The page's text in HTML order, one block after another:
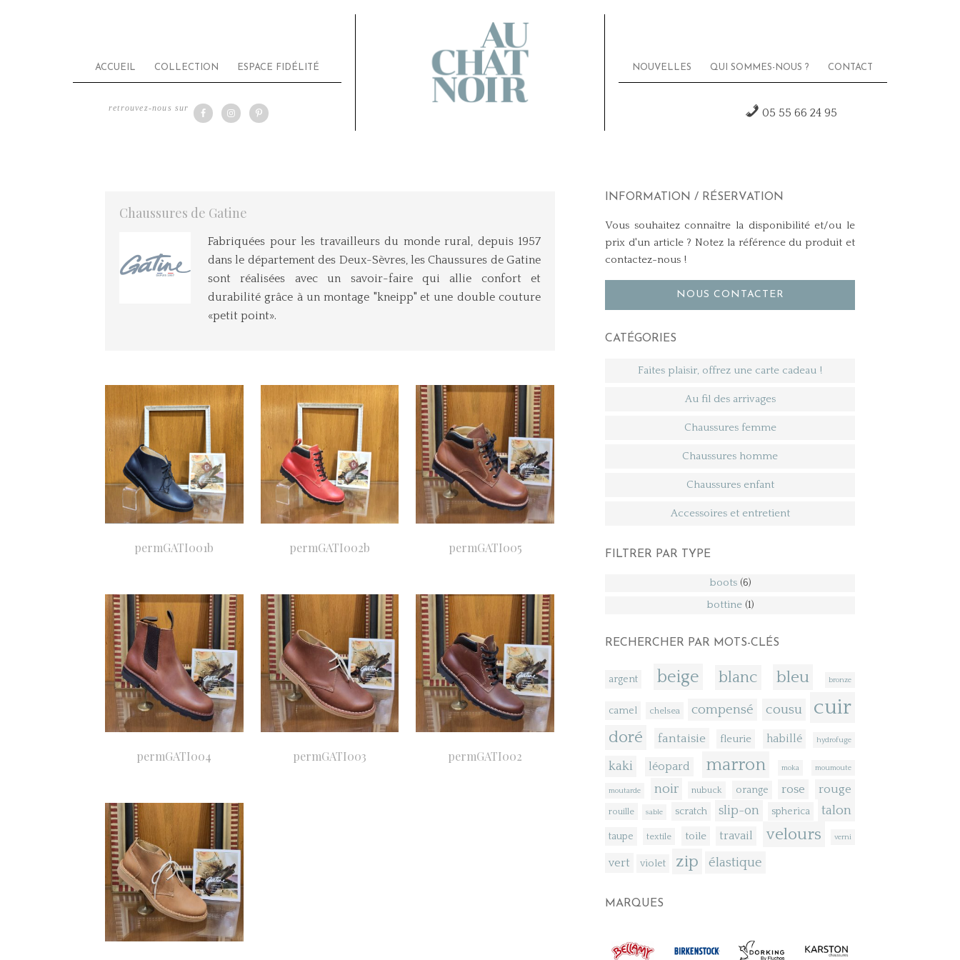
ACCUEIL COLLECTION ESPACE FIDÉLITÉ NOUVELLES QUI SOMMES-NOUS ? CONTACT
retrouvez-nous sur 05 55 66 24 95
Chaussures de Gatine
Fabriquées pour les travailleurs du monde rural, depuis 1957
dans le département des Deux-Sèvres, les Chaussures de Gatine
sont réalisées avec un savoir-faire qui allie confort et
durabilité grâce à un montage "kneipp" et une double couture
«petit point».
permGATI001b permGATI002b permGATI005
permGATI004 permGATI003 permGATI002
INFORMATION / RÉSERVATION
Vous souhaitez connaître la disponibilité et/ou le
prix d'un article ? Notez la référence du produit et
contactez-nous !
NOUS CONTACTER
CATÉGORIES
Faites plaisir, offrez une carte cadeau !
Au fil des arrivages
Chaussures femme
Chaussures homme
Chaussures enfant
Accessoires et entretient
FILTRER PAR TYPE
boots (6)
bottine (1)
RECHERCHER PAR MOTS-CLÉS
argent beige blanc bleu bronze
camel chelsea compensé cousu cuir
doré fantaisie fleurie habillé hydrofuge
kaki léopard marron moka moumoute
moutarde noir nubuck orange rose rouge
rouille sable scratch slip-on spherica talon
taupe textile toile travail velours verni
vert violet zip élastique
MARQUES